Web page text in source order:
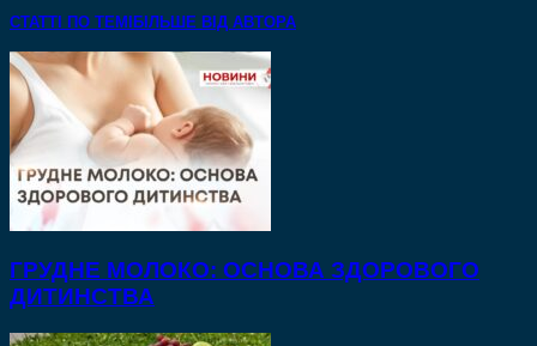
СТАТТІ ПО ТЕМІ БІЛЬШЕ ВІД АВТОРА
ГРУДНЕ МОЛОКО: ОСНОВА ЗДОРОВОГО
ДИТИНСТВА